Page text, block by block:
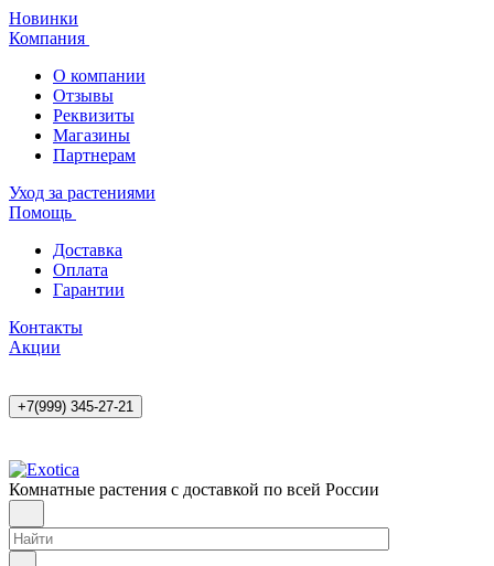
Новинки
Компания
О компании
Отзывы
Реквизиты
Магазины
Партнерам
Уход за растениями
Помощь
Доставка
Оплата
Гарантии
Контакты
Акции
+7(999) 345-27-21
Комнатные растения с доставкой по всей России